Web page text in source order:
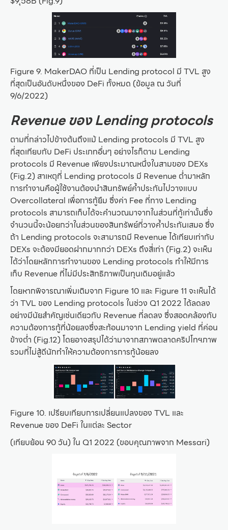
Figure 9. MakerDAO ที่เป็น Lending protocol มี TVL สูง
ที่สุดเป็นอันดับหนึ่งของ DeFi ทั้งหมด (ข้อมูล ณ วันที่
9/6/2022)
Revenue ของ Lending protocols
ตามที่กล่าวไปข้างต้นถึงแม้ Lending protocols มี TVL สูง
ที่สุดเทียบกับ DeFi ประเภทอื่นๆ อย่างไรก็ตาม Lending
protocols มี Revenue เพียงประมาณหนึ่งในสามของ DEXs
(Fig.2) สาเหตุที่ Lending protocols มี Revenue ต่ำมาหลัก
การทำงานคือผู้ใช้งานต้องนำสินทรัพย์ค้ำประกันไปวางแบบ
Overcollateral เพื่อการกู้ยืม ซึ่งค่า Fee ที่ทาง Lending
protocols สามารถเก็บได้จะคำนวณมาจากในส่วนที่กู้เท่านั้นซึ่ง
จำนวนนี้จะน้อยกว่าในส่วนของสินทรัพย์ที่วางค้ำประกันเสมอ ซึ่ง
ถ้า Lending protocols จะสามารถมี Revenue ได้เทียบเท่ากับ
DEXs จะต้องมียอดฝากมากกว่า DEXs ถึงสี่เท่า (Fig.2) จะเห็น
ได้ว่าโดยหลักการทำงานของ Lending protocols ทำให้มีการ
เก็บ Revenue ที่ไม่มีประสิทธิภาพเป็นทุนเดิมอยู่แล้ว
โดยหากพิจารณาเพิ่มเติมจาก Figure 10 และ Figure 11 จะเห็นได้
ว่า TVL ของ Lending protocols ในช่วง Q1 2022 ได้ลดลง
อย่างมีนัยสำคัญเช่นเดียวกับ Revenue ที่ลดลง ซึ่งสอดคล้องกับ
ความต้องการกู้ที่น้อยลงซึ่งสะท้อนมาจาก Lending yield ที่ค่อน
ข้างต่ำ (Fig.12) โดยอาจสรุปได้ว่ามาจากสภาพตลาดคริปโทฯภาพ
รวมที่ไม่สู้ดีนักทำให้ความต้องการการกู้น้อยลง
Figure 10. เปรียบเทียบการเปลี่ยนแปลงของ TVL และ
Revenue ของ DeFi ในแต่ละ Sector
(เทียบย้อน 90 วัน) ใน Q1 2022 (ขอบคุณภาพจาก Messari)